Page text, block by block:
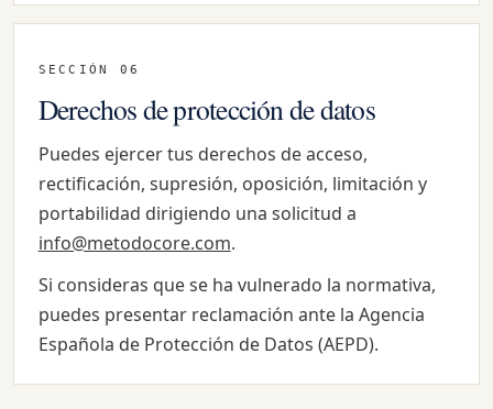
SECCIÓN 06
Derechos de protección de datos
Puedes ejercer tus derechos de acceso,
rectificación, supresión, oposición, limitación y
portabilidad dirigiendo una solicitud a
info@metodocore.com.
Si consideras que se ha vulnerado la normativa,
puedes presentar reclamación ante la Agencia
Española de Protección de Datos (AEPD).